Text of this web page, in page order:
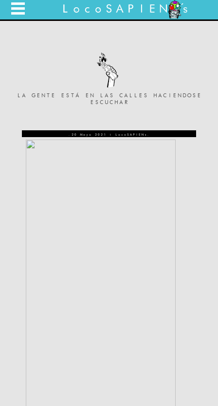
LA GENTE ESTÁ EN LAS CALLES HACIENDOSE
ESCUCHAR
.20 Mayo 2021 | LocoSAPIENs.